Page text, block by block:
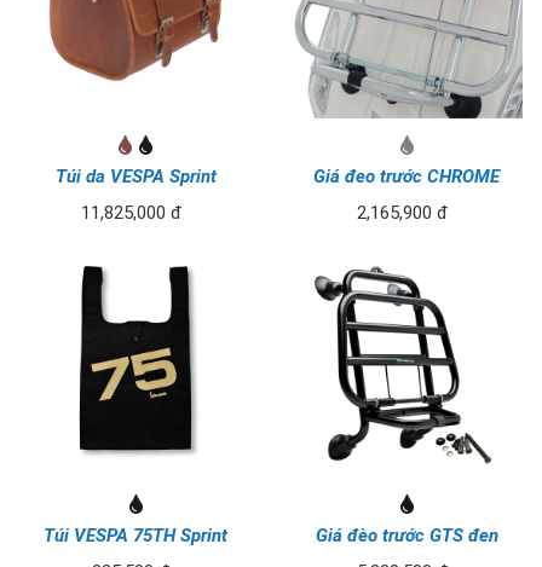
Túi da VESPA Sprint
11,825,000 đ
Giá đeo trước CHROME
2,165,900 đ
Túi VESPA 75TH Sprint
Giá đèo trước GTS đen